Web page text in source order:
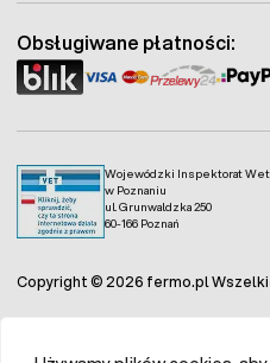
Wojewódzki Inspektorat
w Poznaniu
ul. Grunwaldzka 250
60-166 Poznań
Obsługiwane płatności:
Copyright © 2026 fermo.pl